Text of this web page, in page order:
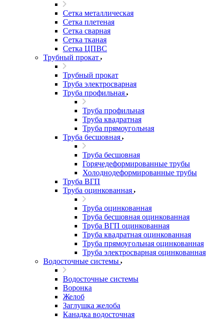
Сетка металлическая
Сетка плетеная
Сетка сварная
Сетка тканая
Сетка ЦПВС
Трубный прокат
Трубный прокат
Труба электросварная
Труба профильная
Труба профильная
Труба квадратная
Труба прямоугольная
Труба бесшовная
Труба бесшовная
Горячедеформированные трубы
Холоднодеформированные трубы
Труба ВГП
Труба оцинкованная
Труба оцинкованная
Труба бесшовная оцинкованная
Труба ВГП оцинкованная
Труба квадратная оцинкованная
Труба прямоугольная оцинкованная
Труба электросварная оцинкованная
Водосточные системы
Водосточные системы
Воронка
Желоб
Заглушка желоба
Канадка водосточная